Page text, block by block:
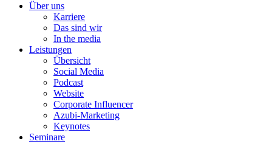
Über uns
Karriere
Das sind wir
In the media
Leistungen
Übersicht
Social Media
Podcast
Website
Corporate Influencer
Azubi-Marketing
Keynotes
Seminare